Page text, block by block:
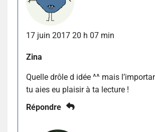
17 juin 2017 20 h 07 min
Zina
Quelle drôle d idée ^^ mais
tu aies eu plaisir à ta lecture !
Répondre